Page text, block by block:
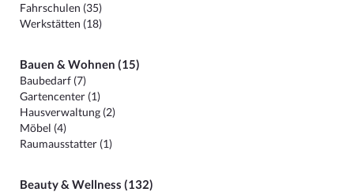
Fahrschulen (35)
Werkstätten (18)
Bauen & Wohnen (15)
Baubedarf (7)
Gartencenter (1)
Hausverwaltung (2)
Möbel (4)
Raumausstatter (1)
Beauty & Wellness (132)